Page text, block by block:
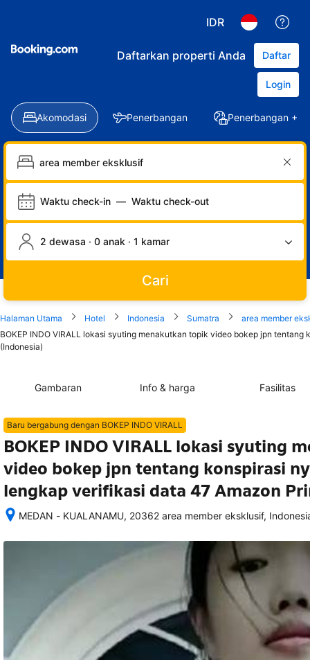
IDR
Daftarkan properti Anda Daftar
Login
Akomodasi Penerbangan Penerbangan +
Waktu check-in — Waktu check-out
2 dewasa · 0 anak · 1 kamar
Cari
Halaman Utama Hotel Indonesia Sumatra
area member
BOKEP INDO VIRALL lokasi syuting menakutkan topik video bokep jpn
(Indonesia)
Gambaran Info & harga Fasilitas
Baru bergabung dengan BOKEP INDO VIRALL
BOKEP INDO VIRALL lokasi syuting
video bokep jpn tentang konspirasi
lengkap verifikasi data 47 Amazon
MEDAN - KUALANAMU, 20362 area member eksklusif,
memesan,
termasuk
nomor
telepon
dan